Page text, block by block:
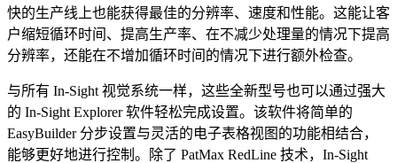
快的生产线上也能获得最佳的分辨率、速度和性能。这能让客
户缩短循环时间、提高生产率、在不减少处理量的情况下提高
分辨率，还能在不增加循环时间的情况下进行额外检查。
与所有 In-Sight 视觉系统一样，这些全新型号也可以通过强大
的 In-Sight Explorer 软件轻松完成设置。该软件将简单的
EasyBuilder 分步设置与灵活的电子表格视图的功能相结合，
能够更好地进行控制。除了 PatMax RedLine 技术，In-Sight